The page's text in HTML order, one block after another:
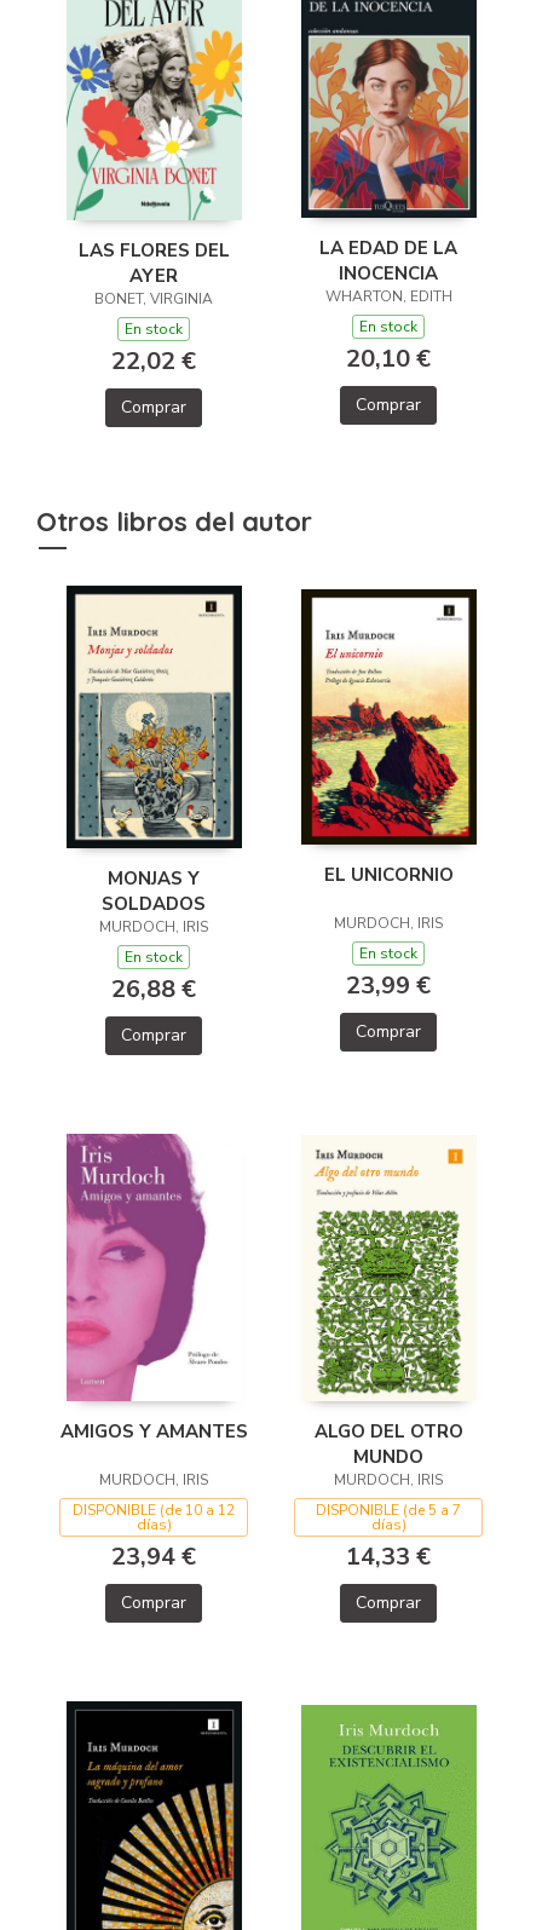
LAS FLORES DEL
AYER
BONET, VIRGINIA
En stock
22,02 €
Comprar
LA EDAD DE LA
INOCENCIA
WHARTON, EDITH
En stock
20,10 €
Comprar
Otros libros del autor
MONJAS Y
SOLDADOS
MURDOCH, IRIS
En stock
26,88 €
Comprar
EL UNICORNIO
MURDOCH, IRIS
En stock
23,99 €
Comprar
AMIGOS Y AMANTES
MURDOCH, IRIS
DISPONIBLE (de 10 a 12
días)
23,94 €
Comprar
ALGO DEL OTRO
MUNDO
MURDOCH, IRIS
DISPONIBLE (de 5 a 7
días)
14,33 €
Comprar